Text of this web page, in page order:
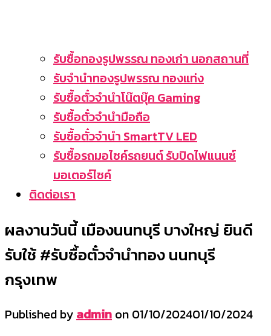
รับซื้อทองรูปพรรณ ทองเก่า นอกสถานที่
รับจำนำทองรูปพรรณ ทองแท่ง
รับซื้อตั๋วจำนำโน๊ตบุ๊ค Gaming
รับซื้อตั๋วจำนำมือถือ
รับซื้อตั๋วจำนำ SmartTV LED
รับซื้อรถมอไซค์รถยนต์ รับปิดไฟแนนซ์
มอเตอร์ไซค์
ติดต่อเรา
ผลงานวันนี้ เมืองนนทบุรี บางใหญ่ ยินดี
รับใช้ #รับซื้อตั๋วจำนำทอง นนทบุรี
กรุงเทพ
Published byadmin on 01/10/202401/10/2024